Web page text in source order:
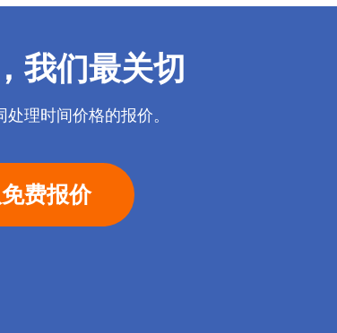
我们最关切
理时间价格的报价。
费报价